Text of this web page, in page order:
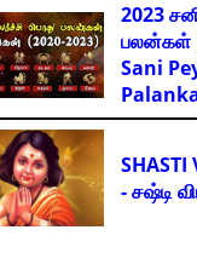
2023
பலன்கள்
Sani
SHASTI
- சஷ்டி